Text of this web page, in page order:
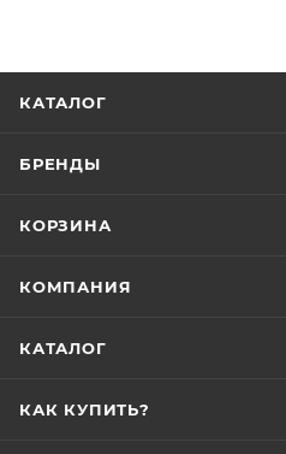
КАТАЛОГ
БРЕНДЫ
КОРЗИНА
КОМПАНИЯ
КАТАЛОГ
КАК КУПИТЬ?